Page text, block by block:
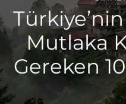
Mutlaka
Gereken